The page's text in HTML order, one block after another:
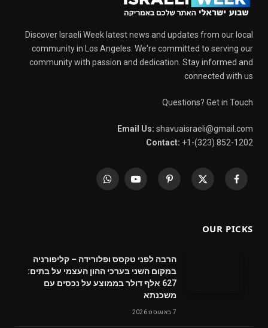
Discover Israeli Week latest news and updates from our local
community in Los Angeles. We're committed to serving our
community with passion and dedication. Stay informed and
connected with us
Questions? Get in Touch
Email Us: shavuaisraeli@gmail.com
Contact: +1-(323) 852-1202
Facebook
X
Pinterest
YouTube
WhatsApp
OUR PICKS
הרבה לפני טקסס ופלורידה – קליפורניה
במקום השני בערכי ההון העצמי על בתים:
627 אלף דולר בממוצע על נכסים עם
משכנתא
7 באוגוסט 2026